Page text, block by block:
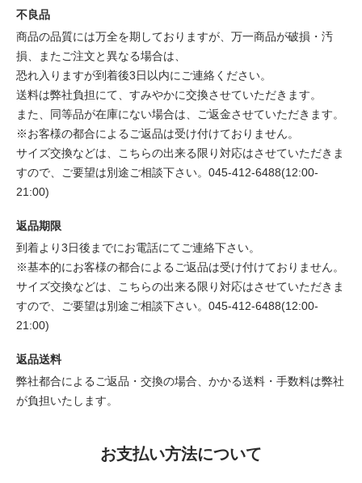
不良品
商品の品質には万全を期しておりますが、万一商品が破損・汚
損、またご注文と異なる場合は、
恐れ入りますが到着後3日以内にご連絡ください。
送料は弊社負担にて、すみやかに交換させていただきます。
また、同等品が在庫にない場合は、ご返金させていただきます。
※お客様の都合によるご返品は受け付けておりません。
サイズ交換などは、こちらの出来る限り対応はさせていただきま
すので、ご要望は別途ご相談下さい。045-412-6488(12:00-
21:00)
返品期限
到着より3日後までにお電話にてご連絡下さい。
※基本的にお客様の都合によるご返品は受け付けておりません。
サイズ交換などは、こちらの出来る限り対応はさせていただきま
すので、ご要望は別途ご相談下さい。045-412-6488(12:00-
21:00)
返品送料
弊社都合によるご返品・交換の場合、かかる送料・手数料は弊社
が負担いたします。
お支払い方法について